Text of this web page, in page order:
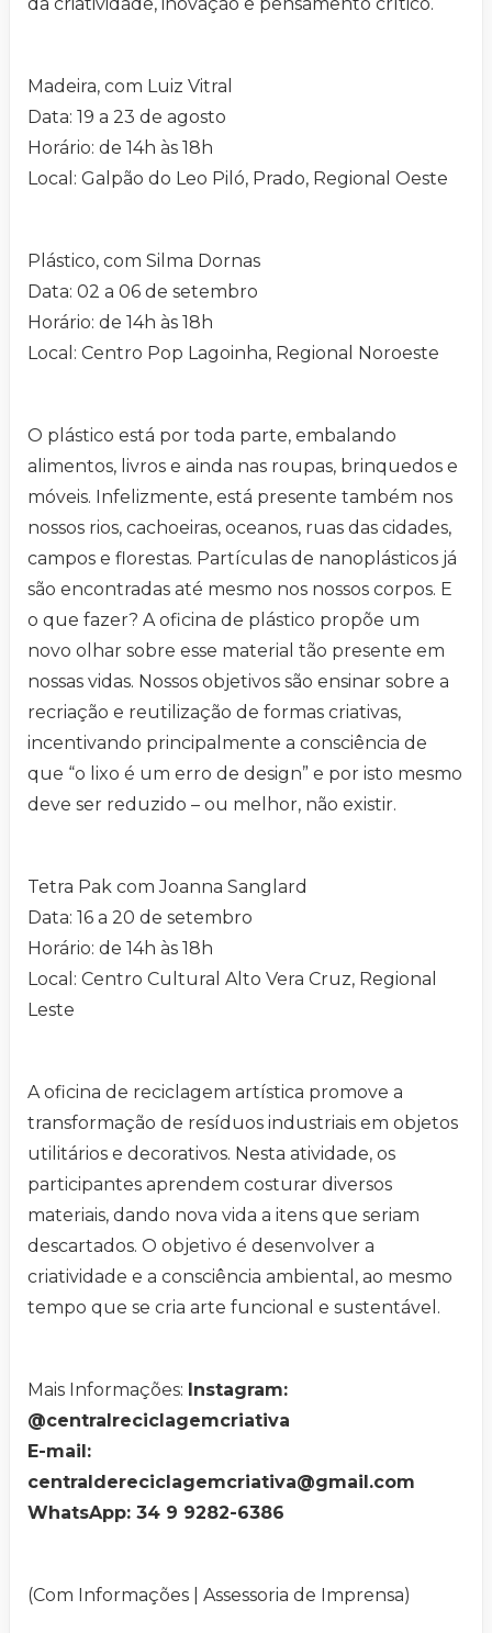
Madeira, com Luiz Vitral
Data: 19 a 23 de agosto
Horário: de 14h às 18h
Local: Galpão do Leo Piló, Prado, Regional Oeste
Plástico, com Silma Dornas
Data: 02 a 06 de setembro
Horário: de 14h às 18h
Local: Centro Pop Lagoinha, Regional Noroeste
O plástico está por toda parte, embalando
alimentos, livros e ainda nas roupas, brinquedos e
móveis. Infelizmente, está presente também nos
nossos rios, cachoeiras, oceanos, ruas das cidades,
campos e florestas. Partículas de nanoplásticos já
são encontradas até mesmo nos nossos corpos. E
o que fazer? A oficina de plástico propõe um
novo olhar sobre esse material tão presente em
nossas vidas. Nossos objetivos são ensinar sobre a
recriação e reutilização de formas criativas,
incentivando principalmente a consciência de
que “o lixo é um erro de design” e por isto mesmo
deve ser reduzido – ou melhor, não existir.
Tetra Pak com Joanna Sanglard
Data: 16 a 20 de setembro
Horário: de 14h às 18h
Local: Centro Cultural Alto Vera Cruz, Regional
Leste
A oficina de reciclagem artística promove a
transformação de resíduos industriais em objetos
utilitários e decorativos. Nesta atividade, os
participantes aprendem costurar diversos
materiais, dando nova vida a itens que seriam
descartados. O objetivo é desenvolver a
criatividade e a consciência ambiental, ao mesmo
tempo que se cria arte funcional e sustentável.
Mais Informações: Instagram:
@centralreciclagemcriativa
E-mail:
centraldereciclagemcriativa@gmail.com
WhatsApp: 34 9 9282-6386
(Com Informações | Assessoria de Imprensa)